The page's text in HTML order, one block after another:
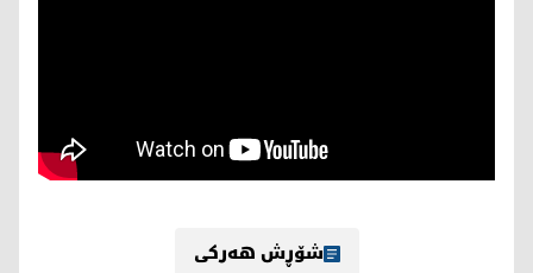
شۆڕش هەرکی